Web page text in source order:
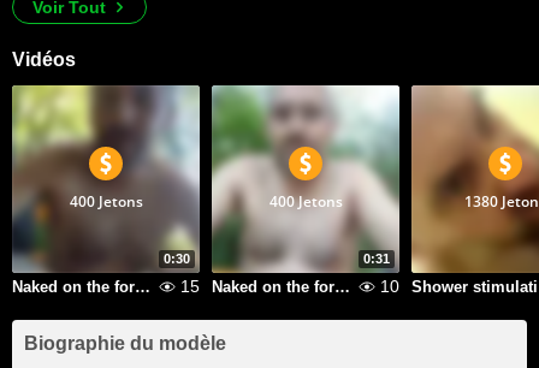
Voir Tout
Vidéos
0:30
400 Jetons
Naked on the forest - standing 15
0:31
400 Jetons
Naked on the forest - sitting 10
1380
Biographie du modèle